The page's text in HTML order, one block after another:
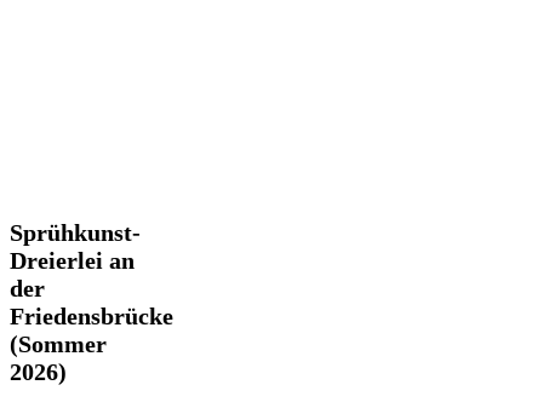
Sprühkunst-
Dreierlei
an
der
Friedensbrücke
(Sommer
2026)
Sprühkunst-
Dreierlei an
der
Friedensbrücke
(Sommer
2026)